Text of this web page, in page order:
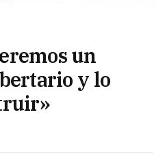
un
y lo